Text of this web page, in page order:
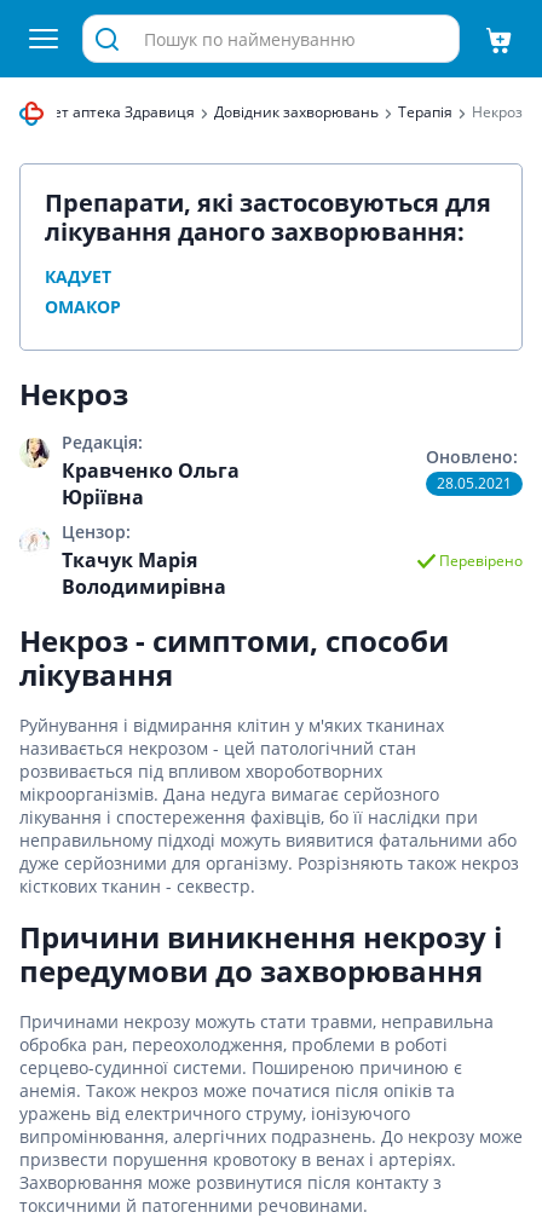
Інтернет аптека Здравиця Довідник захворювань Терапія Некроз
Препарати, які застосовуються для
лікування даного захворювання:
КАДУЕТ
ОМАКОР
Некроз
Редакція:
Кравченко Ольга
Юріївна
Цензор:
Ткачук Марія
Володимирівна
Оновлено:
28.05.2021
Перевірено
Некроз - симптоми, способи
лікування
Руйнування і відмирання клітин у м'яких тканинах
називається некрозом - цей патологічний стан
розвивається під впливом хвороботворних
мікроорганізмів. Дана недуга вимагає серйозного
лікування і спостереження фахівців, бо її наслідки при
неправильному підході можуть виявитися фатальними або
дуже серйозними для організму. Розрізняють також некроз
кісткових тканин - секвестр.
Причини виникнення некрозу і
передумови до захворювання
Причинами некрозу можуть стати травми, неправильна
обробка ран, переохолодження, проблеми в роботі
серцево-судинної системи. Поширеною причиною є
анемія. Також некроз може початися після опіків та
уражень від електричного струму, іонізуючого
випромінювання, алергічних подразнень. До некрозу може
призвести порушення кровотоку в венах і артеріях.
Захворювання може розвинутися після контакту з
токсичними й патогенними речовинами.